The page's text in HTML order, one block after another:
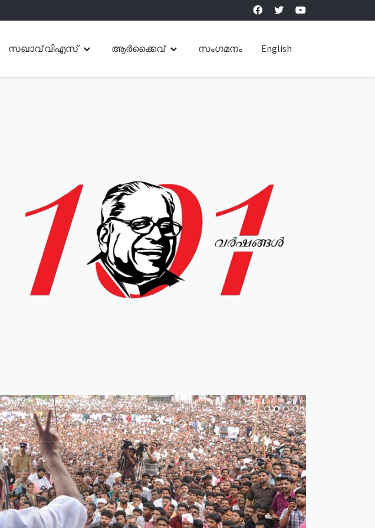
സഖാവ് വിഎസ് ആർക്കൈവ് സംഗമനം English